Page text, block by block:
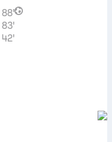
88'
83'
42'